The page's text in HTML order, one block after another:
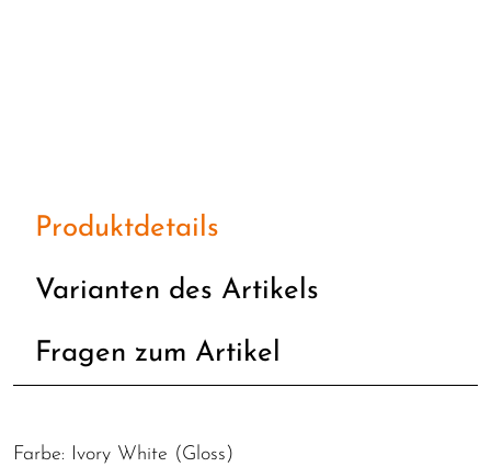
Produktdetails
Varianten des Artikels
Fragen zum Artikel
Farbe: Ivory White (Gloss)